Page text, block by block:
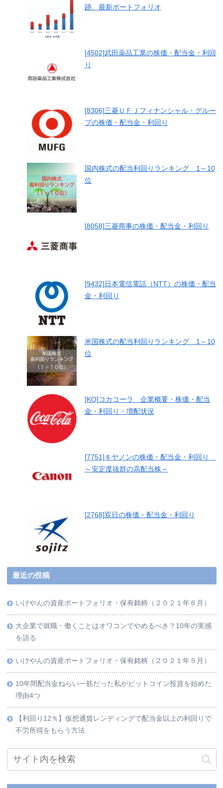
跡、最新ポートフォリオ
[4502]武田薬品工業の株価・配当金・利回
り
[8306]三菱ＵＦＪフィナンシャル・グルー
プの株価・配当金・利回り
国内株式の配当利回りランキング 1～10
位
[8058]三菱商事の株価・配当金・利回り
[9432]日本電信電話（NTT）の株価・配当
金・利回り
米国株式の配当利回りランキング 1～10
位
[KO]コカコーラ 企業概要・株価・配当
金・利回り・増配状況
[7751]キヤノンの株価・配当金・利回り
～安定度抜群の高配当株～
[2768]双日の株価・配当金・利回り
最近の投稿
いけやんの資産ポートフォリオ・保有銘柄（２０２１年６月）
大企業で就職・働くことはオワコンでやめるべき？10年の実感
を語る
いけやんの資産ポートフォリオ・保有銘柄（２０２１年５月）
10年間配当金ねらい一筋だった私がビットコイン投資を始めた
理由4つ
【利回り12％】仮想通貨レンディングで配当金以上の利回りで
不労所得をもらう方法